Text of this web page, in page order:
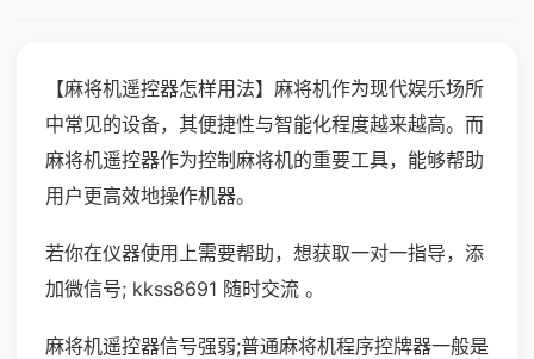
【麻将机遥控器怎样用法】麻将机作为现代娱乐场所
中常见的设备，其便捷性与智能化程度越来越高。而
麻将机遥控器作为控制麻将机的重要工具，能够帮助
用户更高效地操作机器。
若你在仪器使用上需要帮助，想获取一对一指导，添
加微信号; kkss8691 随时交流 。
麻将机遥控器信号强弱;普通麻将机程序控牌器一般是